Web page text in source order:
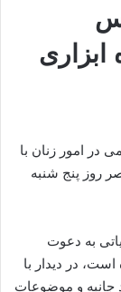
ابزاری
در امور زنان با
روز پنج شنبه
به دعوت
در دیدار با
جانبه و موضوعات